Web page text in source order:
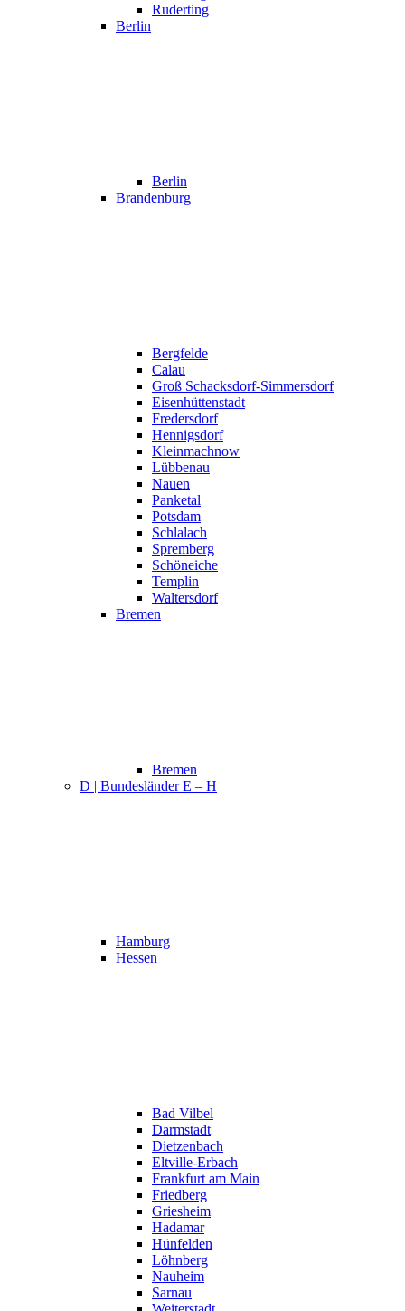
Ruderting
Berlin
Berlin
Brandenburg
Bergfelde
Calau
Groß Schacksdorf-Simmersdorf
Eisenhüttenstadt
Fredersdorf
Hennigsdorf
Kleinmachnow
Lübbenau
Nauen
Panketal
Potsdam
Schlalach
Spremberg
Schöneiche
Templin
Waltersdorf
Bremen
Bremen
D | Bundesländer E – H
Hamburg
Hessen
Bad Vilbel
Darmstadt
Dietzenbach
Eltville-Erbach
Frankfurt am Main
Friedberg
Griesheim
Hadamar
Hünfelden
Löhnberg
Nauheim
Sarnau